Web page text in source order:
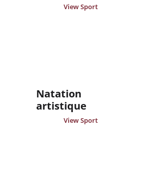
View Sport
Natation
artistique
View Sport